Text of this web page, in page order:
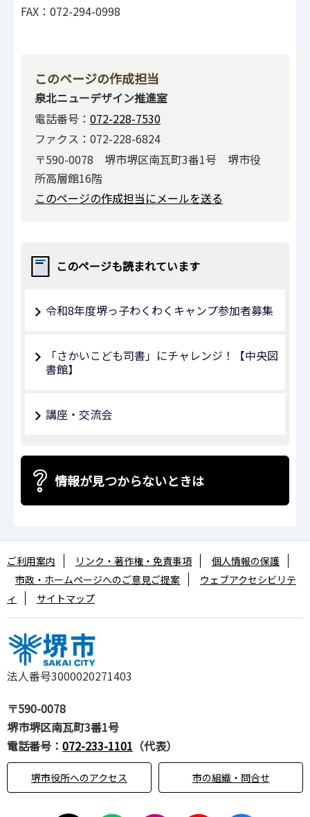
FAX：072-294-0998
このページの作成担当
泉北ニューデザイン推進室
電話番号： 072-228-7530
ファクス：072-228-6824
〒590-0078 堺市堺区南瓦町3番1号 堺市役
所高層館16階
このページの作成担当にメールを送る
このページも読まれています
令和8年度堺っ子わくわくキャンプ参加者募集
「さかいこども司書」にチャレンジ！【中央図
書館】
講座・交流会
情報が見つからないときは
法人番号3000020271403
〒590-0078
堺市堺区南瓦町3番1号
電話番号： 072-233-1101 （代表）
堺市役所へのアクセス 市の組織・問合せ
ご利用案内 リンク・著作権・免責事項
個人情報の保護
市政・ホームページへのご意見ご提案
ウェブアクセシビリテ
ィ
サイトマップ